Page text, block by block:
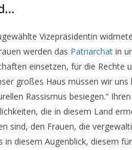
Vizepräsidentin
werden das Patriarchat in
einsetzen, für die Rechte
großes Haus müssen wir
Rassismus besiegen.“
die in diesem Land
sind, den Frauen, die
in diesem Augenblick, diesem